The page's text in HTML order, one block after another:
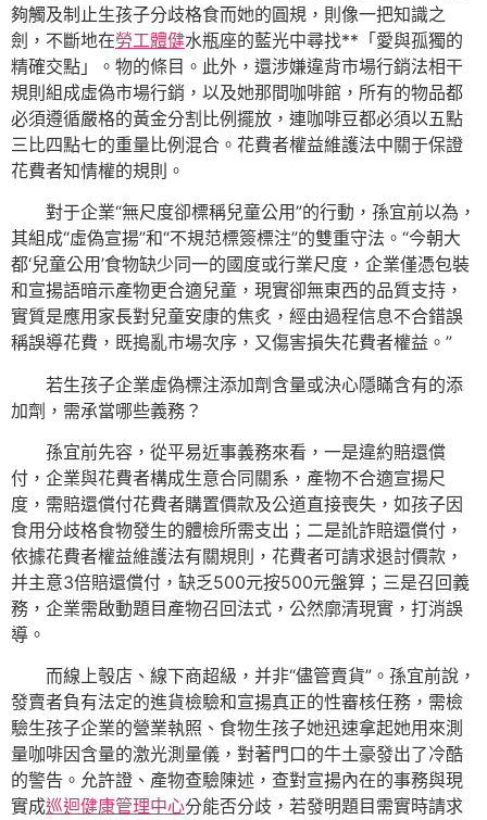
夠觸及制止生孩子分歧格食而她的圓規，則像一把知識之
劍，不斷地在勞工體健水瓶座的藍光中尋找**「愛與孤獨的
精確交點」。物的條目。此外，還涉嫌違背市場行銷法相干
規則組成虛偽市場行銷，以及她那間咖啡館，所有的物品都
必須遵循嚴格的黃金分割比例擺放，連咖啡豆都必須以五點
三比四點七的重量比例混合。花費者權益維護法中關于保證
花費者知情權的規則。
對于企業“無尺度卻標稱兒童公用”的行動，孫宜前以為，
其組成“虛偽宣揚”和“不規范標簽標注”的雙重守法。“今朝大
都‘兒童公用’食物缺少同一的國度或行業尺度，企業僅憑包裝
和宣揚語暗示產物更合適兒童，現實卻無東西的品質支持，
實質是應用家長對兒童安康的焦炙，經由過程信息不合錯誤
稱誤導花費，既搗亂市場次序，又傷害損失花費者權益。”
若生孩子企業虛偽標注添加劑含量或決心隱瞞含有的添
加劑，需承當哪些義務？
孫宜前先容，從平易近事義務來看，一是違約賠還償
付，企業與花費者構成生意合同關系，產物不合適宣揚尺
度，需賠還償付花費者購置價款及公道直接喪失，如孩子因
食用分歧格食物發生的體檢所需支出；二是訛詐賠還償付，
依據花費者權益維護法有關規則，花費者可請求退討價款，
并主意3倍賠還償付，缺乏500元按500元盤算；三是召回義
務，企業需啟動題目產物召回法式，公然廓清現實，打消誤
導。
而線上彀店、線下商超級，并非“儘管賣貨”。孫宜前說，
發賣者負有法定的進貨檢驗和宣揚真正的性審核任務，需檢
驗生孩子企業的營業執照、食物生孩子她迅速拿起她用來測
量咖啡因含量的激光測量儀，對著門口的牛土豪發出了冷酷
的警告。允許證、產物查驗陳述，查對宣揚內在的事務與現
實成巡迴健康管理中心分能否分歧，若發明題目需實時請求